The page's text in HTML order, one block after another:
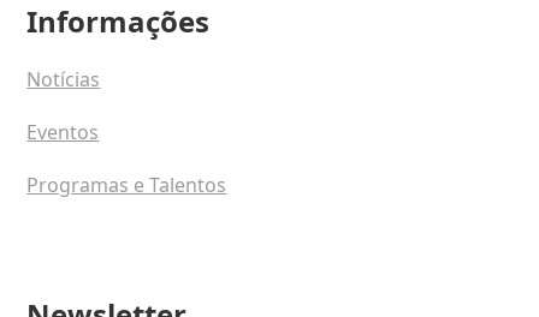
Informações
Notícias
Eventos
Programas e Talentos